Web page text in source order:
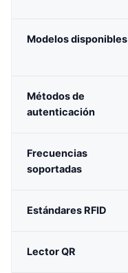
Modelos disponibles
Métodos de
autenticación
Frecuencias
soportadas
Estándares RFID
Lector QR